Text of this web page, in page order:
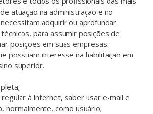
atuação na administração e no
adquirir ou aprofundar
para assumir posições de
posições em suas empresas.
possuam interesse na habilitação em
superior.
à internet, saber usar e-mail e
normalmente, como usuário;